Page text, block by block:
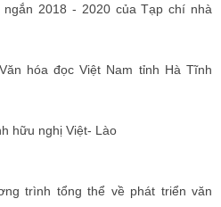
ngắn 2018 - 2020 của Tạp chí nhà
hóa đọc Việt Nam tỉnh Hà Tĩnh
hữu nghị Việt- Lào
trình tổng thể về phát triển văn